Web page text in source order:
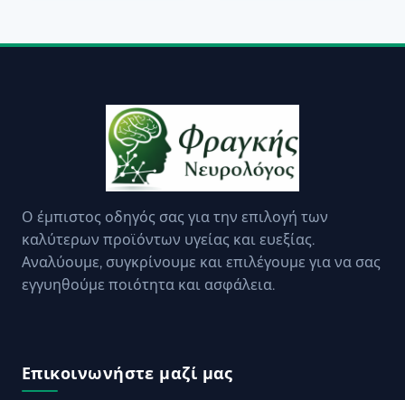
Ο έμπιστος οδηγός σας για την επιλογή των
καλύτερων προϊόντων υγείας και ευεξίας.
Αναλύουμε, συγκρίνουμε και επιλέγουμε για να σας
εγγυηθούμε ποιότητα και ασφάλεια.
Επικοινωνήστε μαζί μας